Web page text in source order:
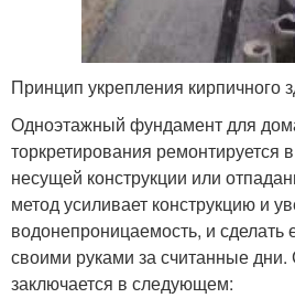
Принцип укрепления кирпичного
Одноэтажный фундамент для
торкретирования ремонтируется
несущей конструкции или
метод усиливает конструкцию и
водонепроницаемость, и сделать
своими руками за считанные дни.
заключается в следующем: